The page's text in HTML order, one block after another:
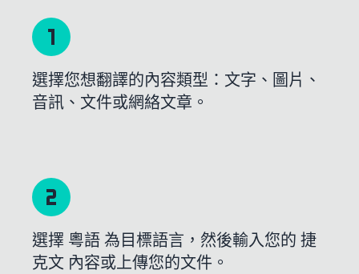
選擇您想翻譯的內容類型：文字、圖片、
音訊、文件或網絡文章。
選擇 粵語 為目標語言，然後輸入您的 捷
克文 內容或上傳您的文件。